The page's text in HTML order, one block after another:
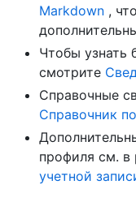
Markdown ,
Чтобы узнать
смотрите
Справочные
Справочник
профиля см. в
учетной